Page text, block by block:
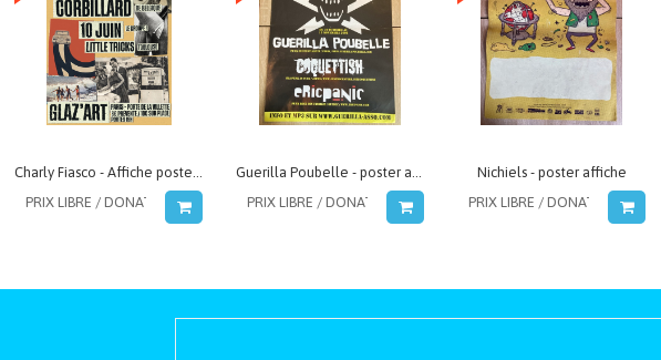
Charly Fiasco - Affiche poster avec Corbillard, 10 juin et Little Tricks Guerilla Poubelle - poster affiche Kill Tour Elite 2006 avec Eric Panic et Coquettish Nichiels - poster affiche